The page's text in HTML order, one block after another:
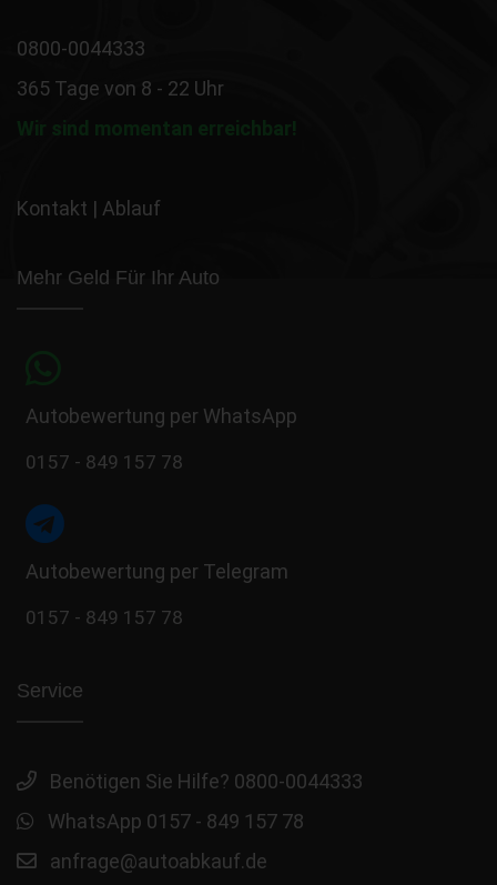
0800-0044333
365 Tage von 8 - 22 Uhr
Wir sind momentan erreichbar!
Kontakt | Ablauf
Mehr Geld Für Ihr Auto
Autobewertung per WhatsApp
0157 - 849 157 78
Autobewertung per Telegram
0157 - 849 157 78
Service
Benötigen Sie Hilfe? 0800-0044333
WhatsApp 0157 - 849 157 78
anfrage@autoabkauf.de